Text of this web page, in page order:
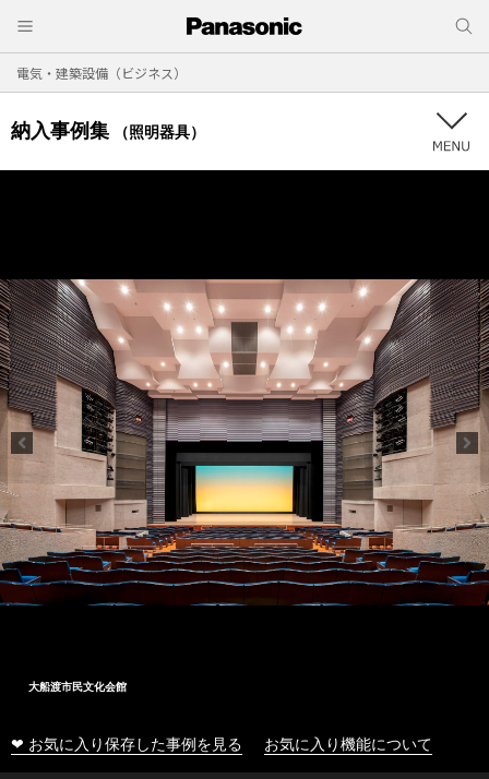
電気・建築設備（ビジネス）
納入事例集 （照明器具）
大船渡市民文化会館
❤ お気に入り保存した事例を見る お気に入り機能について